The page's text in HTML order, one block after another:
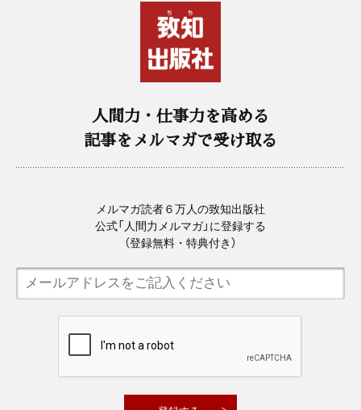
人間力・仕事力を高める
記事をメルマガで受け取る
メルマガ読者６万人の致知出版社
公式「人間力メルマガ」に登録する
（登録無料・特典付き）